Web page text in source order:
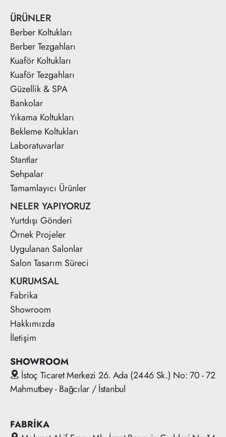
ÜRÜNLER
Berber Koltukları
Berber Tezgahları
Kuaför Koltukları
Kuaför Tezgahları
Güzellik & SPA
Bankolar
Yıkama Koltukları
Bekleme Koltukları
Laboratuvarlar
Stantlar
Sehpalar
Tamamlayıcı Ürünler
NELER YAPIYORUZ
Yurtdışı Gönderi
Örnek Projeler
Uygulanan Salonlar
Salon Tasarım Süreci
KURUMSAL
Fabrika
Showroom
Hakkımızda
İletişim
SHOWROOM
İstoç Ticaret Merkezi 26. Ada (2446 Sk.) No: 70 - 72
Mahmutbey - Bağcılar / İstanbul
FABRİKA